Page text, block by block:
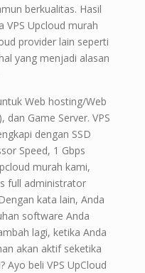
berkualitas. Hasil
VPS Upcloud murah
provider lain seperti
yang menjadi alasan
Web hosting/Web
dan Game Server. VPS
dengan SSD
Speed, 1 Gbps
murah kami,
full administrator
kata lain, Anda
software Anda
lagi, ketika Anda
akan aktif seketika
Ayo beli VPS UpCloud